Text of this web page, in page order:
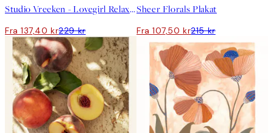
Studio Vreeken - Lovegirl Relaxing Day No2 Plakat
Fra 137,40 kr229 kr
Sheer Florals Plakat
Fra 107,50 kr215 kr